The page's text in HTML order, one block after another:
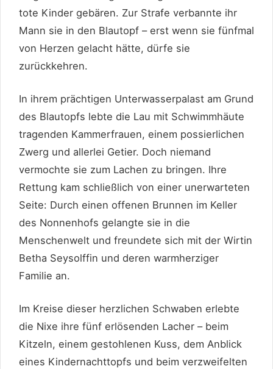
tote Kinder gebären. Zur Strafe verbannte ihr
Mann sie in den Blautopf – erst wenn sie fünfmal
von Herzen gelacht hätte, dürfe sie
zurückkehren.
In ihrem prächtigen Unterwasserpalast am Grund
des Blautopfs lebte die Lau mit Schwimmhäute
tragenden Kammerfrauen, einem possierlichen
Zwerg und allerlei Getier. Doch niemand
vermochte sie zum Lachen zu bringen. Ihre
Rettung kam schließlich von einer unerwarteten
Seite: Durch einen offenen Brunnen im Keller
des Nonnenhofs gelangte sie in die
Menschenwelt und freundete sich mit der Wirtin
Betha Seysolffin und deren warmherziger
Familie an.
Im Kreise dieser herzlichen Schwaben erlebte
die Nixe ihre fünf erlösenden Lacher – beim
Kitzeln, einem gestohlenen Kuss, dem Anblick
eines Kindernachttopfs und beim verzweifelten